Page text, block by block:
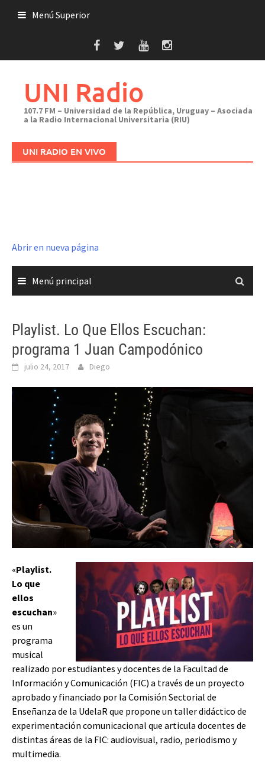
Menú Superior
UNI Radio
107.7 FM – Universidad de la República, Uruguay – Asociada
a la Radio Internacional Universitaria (RIU)
UNI RADIO EN VIVO
Abrir en nueva página
Menú principal
Playlist. Lo Que Ellos Escuchan:
programa 1 Juan Campodónico
julio 24, 2017 Diego
«Playlist.
Lo que
ellos
escuchan»
es un
programa
musical
realizado por estudiantes y docentes de la Facultad de
Información y Comunicación (FIC) a través de un proyecto
aprobado y financiado por la Comisión Sectorial de
Enseñanza de la UdelaR que propone un taller didáctico de
experimentación comunicacional que articula docentes de
distintas áreas de la FIC: audiovisual, radio, periodismo y
multimedia.